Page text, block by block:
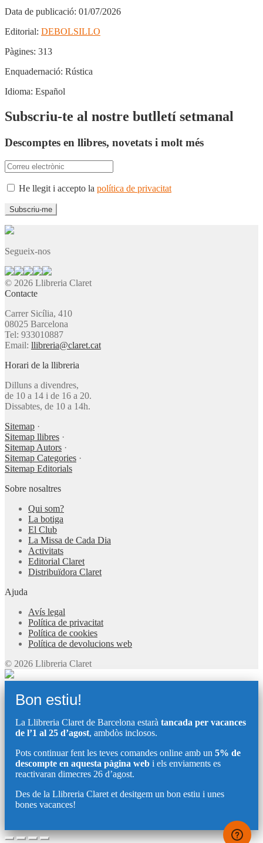
Data de publicació: 01/07/2026
Editorial: DEBOLSILLO
Pàgines: 313
Enquadernació: Rústica
Idioma: Español
Subscriu-te al nostre butlletí setmanal
Descomptes en llibres, novetats i molt més
He llegit i accepto la política de privacitat
Segueix-nos
© 2026 Llibreria Claret
Contacte
Carrer Sicília, 410
08025 Barcelona
Tel: 933010887
Email: llibreria@claret.cat
Horari de la llibreria
Dilluns a divendres,
de 10 a 14 i de 16 a 20.
Dissabtes, de 10 a 14h.
Sitemap ·
Sitemap llibres ·
Sitemap Autors ·
Sitemap Categories ·
Sitemap Editorials
Sobre nosaltres
Qui som?
La botiga
El Club
La Missa de Cada Dia
Activitats
Editorial Claret
Distribuïdora Claret
Ajuda
Avís legal
Política de privacitat
Política de cookies
Política de devolucions web
© 2026 Llibreria Claret
Bon estiu!
La Llibreria Claret de Barcelona estarà tancada per vacances
de l’1 al 25 d’agost, ambdòs inclosos.
Pots continuar fent les teves comandes online amb un 5% de
descompte en aquesta pàgina web i els enviaments es
reactivaran dimecres 26 d’agost.
Des de la Llibreria Claret et desitgem un bon estiu i unes
bones vacances!